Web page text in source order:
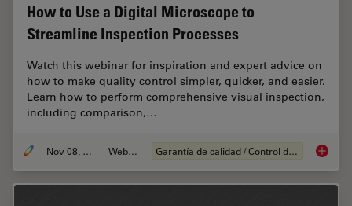
How to Use a Digital Microscope to
Streamline Inspection Processes
Watch this webinar for inspiration and expert advice on
how to make quality control simpler, quicker, and easier.
Learn how to perform comprehensive visual inspection,
including comparison,…
Nov 08, 2021 Webinar Garantía de calidad / Control de calidad How to